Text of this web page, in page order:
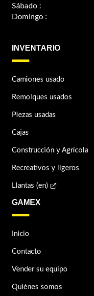
Sábado :
Domingo :
INVENTARIO
Camiones usado
Remolques usados
Piezas usadas
Cajas
Construcción y Agrícola
Recreativos y ligeros
Llantas (en)
GAMEX
Inicio
Contacto
Vender su equipo
Quiénes somos